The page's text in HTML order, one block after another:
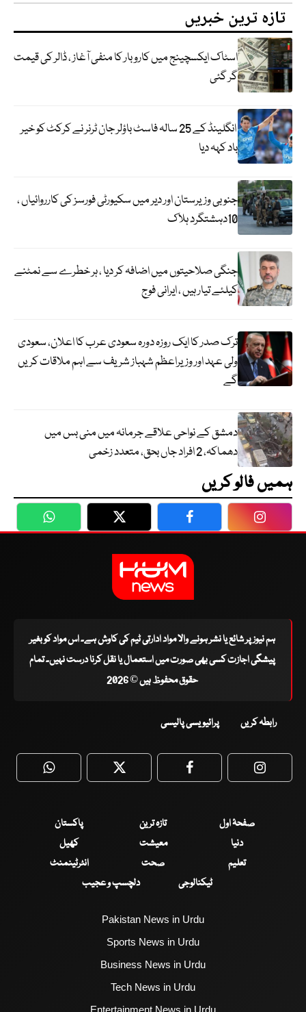
تازہ ترین خبریں
اسٹاک ایکسچینج میں کاروبار کا منفی آغاز ، ڈالر کی قیمت
گر گئی
انگلینڈ کے 25 سالہ فاسٹ باؤلر جان ٹرنر نے کرکٹ کو خیر
باد کہہ دیا
جنوبی وزیرستان اور دیر میں سکیورٹی فورسز کی کارروائیاں ،
10دہشتگرد ہلاک
جنگی صلاحیتوں میں اضافہ کر دیا ، ہر خطرے سے نمٹنے
کیلئے تیار ہیں ، ایرانی فوج
ترک صدر کا ایک روزہ دورہ سعودی عرب کا اعلان، سعودی
ولی عہد اور وزیراعظم شہباز شریف سے اہم ملاقات کریں
گے
دمشق کے نواحی علاقے جرمانہ میں منی بس میں
دھماکہ، 2 افراد جاں بحق، متعدد زخمی
ہمیں فالو کریں
WhatsApp Twitter Facebook
ہم نیوز پر شائع یا نشر ہونے والا مواد ادارتی ٹیم کی کاوش ہے۔ اس مواد کو بغیر
پیشگی اجازت کسی بھی صورت میں استعمال یا نقل کرنا درست نہیں۔ تمام
حقوق محفوظ ہیں © 2026
رابطہ کریں پرائیویسی پالیسی
WhatsApp Twitter Facebook
صفحۂ اول تازہ ترین
پاکستان
دنیا
معیشت
کھیل
تعلیم
صحت
انٹرٹینمنٹ
ٹیکنالوجی
دلچسپ و عجیب
Pakistan News in Urdu
Sports News in Urdu
Business News in Urdu
Tech News in Urdu